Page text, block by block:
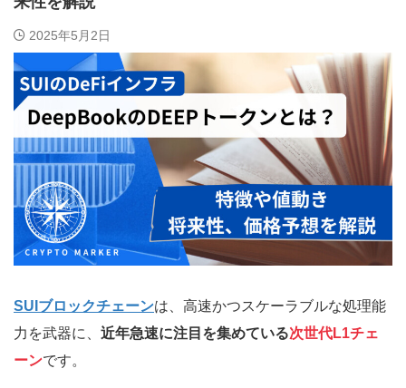
2025年5月2日
SUIブロックチェーンは、高速かつスケーラブルな処理能
力を武器に、 近年急速に注目を集めている次世代L1チェ
ーンです。